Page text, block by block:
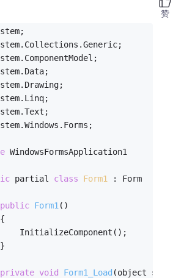
WindowsFormsApplication1
partial class Form1 :
Form
public Form1 ()
InitializeComponent();
private void Form1_Load (object
赞